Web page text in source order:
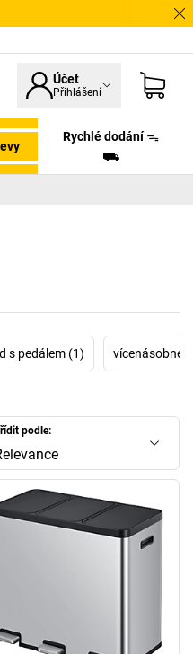
Účet
Přihlášení
Rychlé dodání ᯓ
⛟
s pedálem (1) vícenásobné
podle: